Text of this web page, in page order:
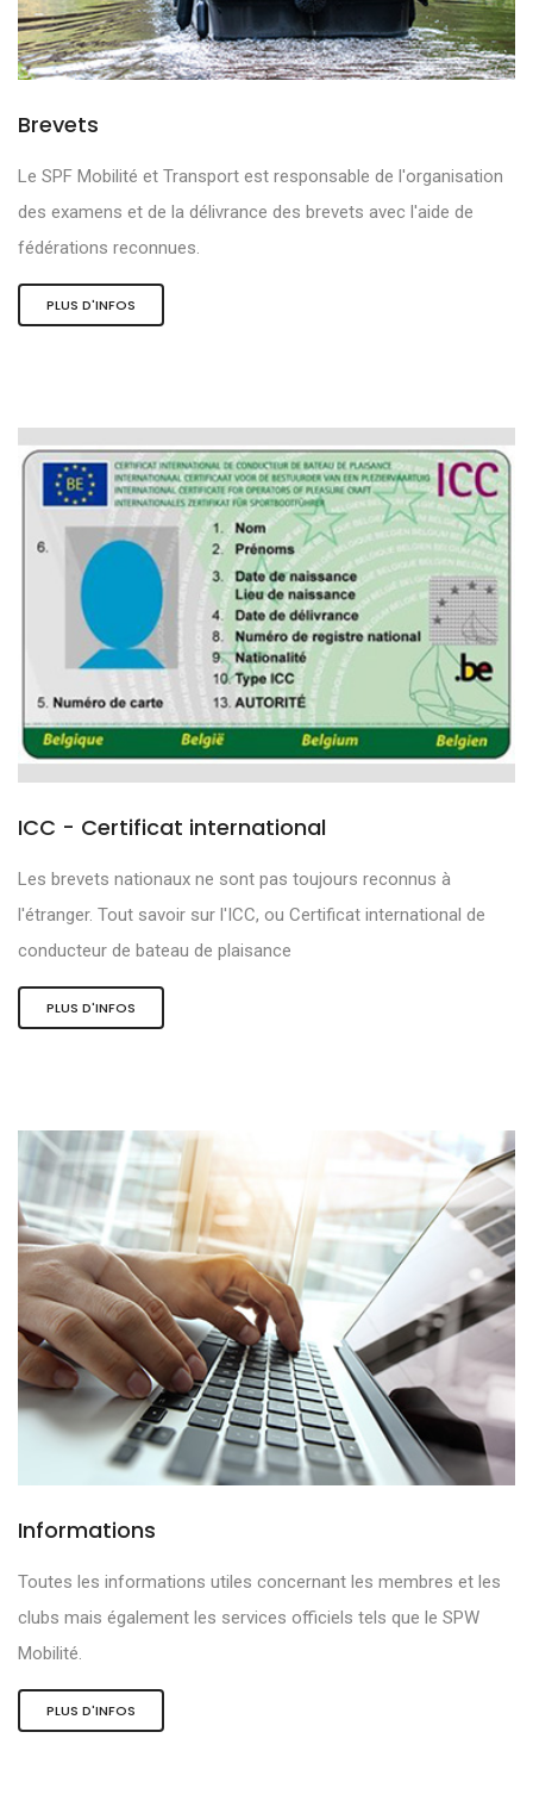
Brevets
Le SPF Mobilité et Transport est responsable de l'organisation
des examens et de la délivrance des brevets avec l'aide de
fédérations reconnues.
PLUS D'INFOS
ICC - Certificat international
Les brevets nationaux ne sont pas toujours reconnus à
l'étranger. Tout savoir sur l'ICC, ou Certificat international de
conducteur de bateau de plaisance
PLUS D'INFOS
Informations
Toutes les informations utiles concernant les membres et les
clubs mais également les services officiels tels que le SPW
Mobilité.
PLUS D'INFOS